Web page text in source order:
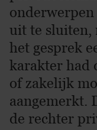
uit te sluiten,
het gesprek
karakter had
of zakelijk
aangemerkt.
de rechter